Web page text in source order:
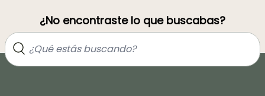
¿No encontraste lo que buscabas?